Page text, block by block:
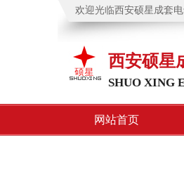
欢迎光临西安硕星成套
西安硕星
SHUO XING
网站首页